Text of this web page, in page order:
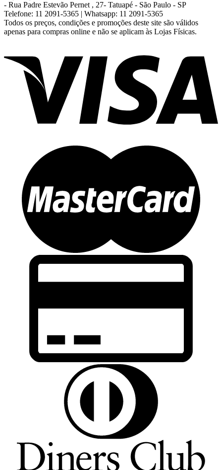
- Rua Padre Estevão Pernet , 27- Tatuapé - São Paulo - SP
Telefone: 11 2091-5365 | Whatsapp: 11 2091-5365
Todos os preços, condições e promoções deste site são válidos
apenas para compras online e não se aplicam às Lojas Físicas.